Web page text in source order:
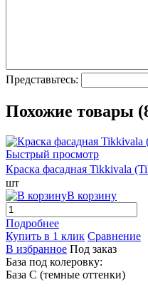
Представьтесь:
Похожие товары
Быстрый просмотр
Краска фасадная Tikkivala
шт
В корзину
Подробнее
Купить в 1 клик Сравнение
В избранное Под заказ
База под колеровку:
База С (темные оттенки)